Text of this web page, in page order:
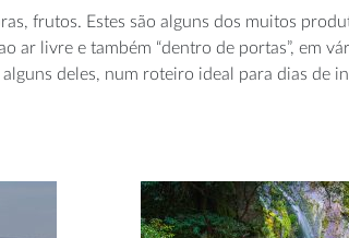
frutos. Estes são alguns dos muitos
ar livre e também “dentro de portas”, em
deles, num roteiro ideal para dias de